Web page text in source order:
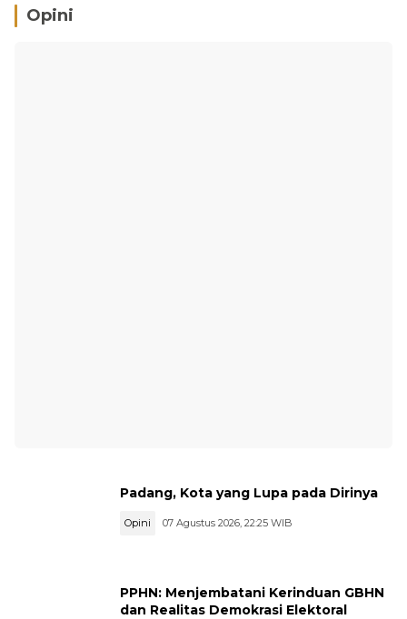
Opini
Padang, Kota yang Lupa pada Dirinya
Opini 07 Agustus 2026, 22:25 WIB
PPHN: Menjembatani Kerinduan GBHN
dan Realitas Demokrasi Elektoral